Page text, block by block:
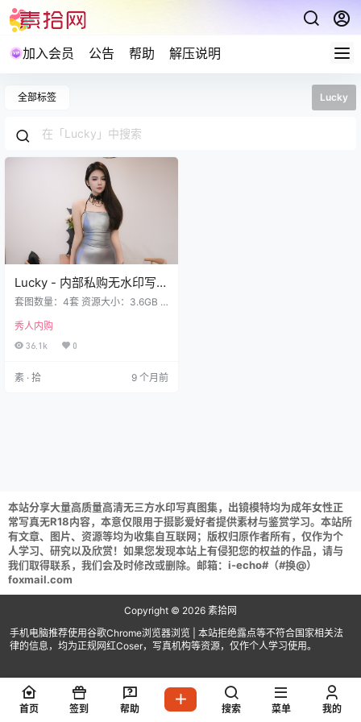
加入会员 公告 帮助 解压说明
全部标签 Lucky
Lucky - 内部私购无水印写真
合集4套 3.6GB
套图数量：4套 资源大小：3.6GB L
[81P 816MB]Lucky NO.003 内购
无水印 银色短裙+S 番外篇 [118P 1.
cky NO.001 内购无水印 9175 银色
秀人内购
36.1k 0
素 · 拾 9 个月前
本站分享大量高质量高清无三方水印写真图集，出镜模特均为成年女性正
常写真无R18内容，本意仅限用于摄影爱好者提供素材与鉴赏学习。本站所
有文章、图片、资源等均为收集自互联网；版权归原作者所有，仅作为个
人学习、研究以及欣赏！如果您发现本站上有侵犯您的权益的作品，请与
我们取得联系，我们会及时修改或删除。邮箱：i-echo#（#换@）
foxmail.com
Copyright © 2026 素拾网
手机电脑推荐使用谷歌Chrome浏览器浏览 | 本站拒绝露点等不符合国家相关法
律的信息，均为正规网红Coser，写真机构等资源，仅作个人学习使用。
首页 签到 帮助 搜索 菜单 我的